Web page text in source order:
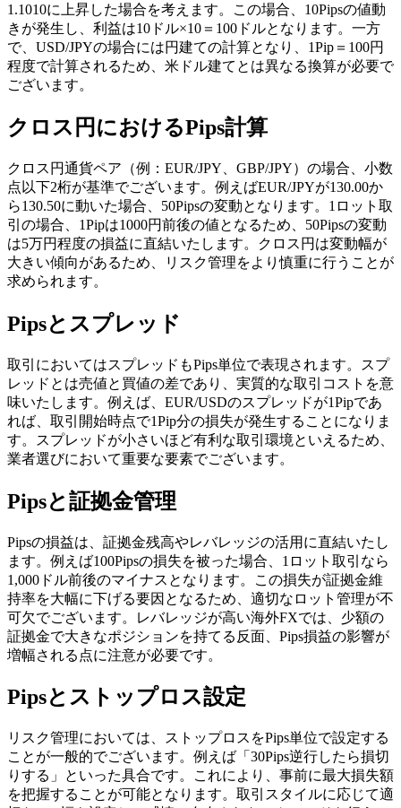
1.1010に上昇した場合を考えます。この場合、10Pipsの値動
きが発生し、利益は10ドル×10＝100ドルとなります。一方
で、USD/JPYの場合には円建ての計算となり、1Pip＝100円
程度で計算されるため、米ドル建てとは異なる換算が必要で
ございます。
クロス円におけるPips計算
クロス円通貨ペア（例：EUR/JPY、GBP/JPY）の場合、小数
点以下2桁が基準でございます。例えばEUR/JPYが130.00か
ら130.50に動いた場合、50Pipsの変動となります。1ロット取
引の場合、1Pipは1000円前後の値となるため、50Pipsの変動
は5万円程度の損益に直結いたします。クロス円は変動幅が
大きい傾向があるため、リスク管理をより慎重に行うことが
求められます。
Pipsとスプレッド
取引においてはスプレッドもPips単位で表現されます。スプ
レッドとは売値と買値の差であり、実質的な取引コストを意
味いたします。例えば、EUR/USDのスプレッドが1Pipであ
れば、取引開始時点で1Pip分の損失が発生することになりま
す。スプレッドが小さいほど有利な取引環境といえるため、
業者選びにおいて重要な要素でございます。
Pipsと証拠金管理
Pipsの損益は、証拠金残高やレバレッジの活用に直結いたし
ます。例えば100Pipsの損失を被った場合、1ロット取引なら
1,000ドル前後のマイナスとなります。この損失が証拠金維
持率を大幅に下げる要因となるため、適切なロット管理が不
可欠でございます。レバレッジが高い海外FXでは、少額の
証拠金で大きなポジションを持てる反面、Pips損益の影響が
増幅される点に注意が必要です。
Pipsとストップロス設定
リスク管理においては、ストップロスをPips単位で設定する
ことが一般的でございます。例えば「30Pips逆行したら損切
りする」といった具合です。これにより、事前に最大損失額
を把握することが可能となります。取引スタイルに応じて適